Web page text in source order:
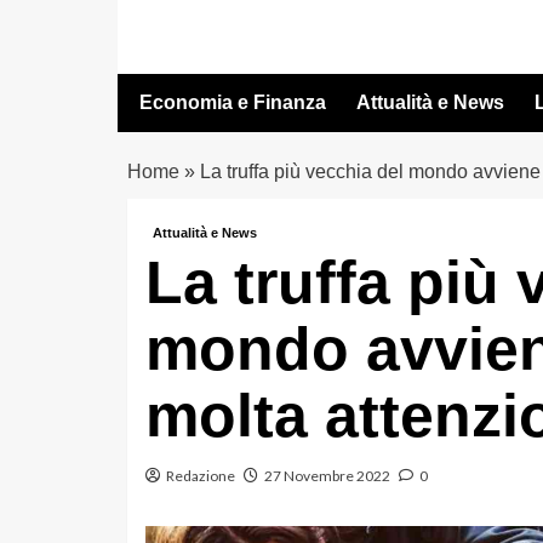
contenuto
Economia e Finanza Attualità e News
Home» La truffa più vecchia del mondo
Attualità e News
La truffa più
mondo
molta
Redazione 27 Novembre 2022 0